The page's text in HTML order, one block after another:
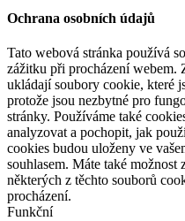
Ochrana osobních údajů
Tato webová stránka používá
zážitku při procházení webem.
ukládají soubory cookie, které
protože jsou nezbytné pro
stránky. Používáme také
analyzovat a pochopit, jak
cookies budou uloženy ve
souhlasem. Máte také
některých z těchto souborů
procházení.
Funkční